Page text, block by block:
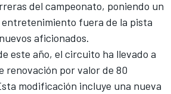
del campeonato, poniendo un
fuera de la pista
aficionados.
este año, el circuito ha llevado a
renovación por valor de 80
modificación incluye una nueva